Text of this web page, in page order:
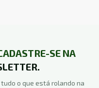
SE NA
o que está rolando na